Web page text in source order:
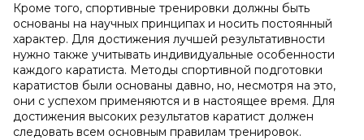
Кроме того, спортивные тренировки должны быть
основаны на научных принципах и носить постоянный
характер. Для достижения лучшей результативности
нужно также учитывать индивидуальные особенности
каждого каратиста. Методы спортивной подготовки
каратистов были основаны давно, но, несмотря на это,
они с успехом применяются и в настоящее время. Для
достижения высоких результатов каратист должен
следовать всем основным правилам тренировок.